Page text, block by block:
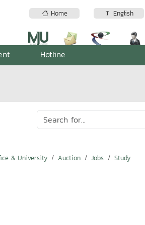
Home English
Hotline
& University Auction Jobs
Study